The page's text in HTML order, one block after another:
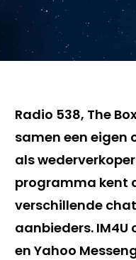
Radio 538, The
samen een
als
programma kent
verschillende
aanbieders. IM4U
en Yahoo